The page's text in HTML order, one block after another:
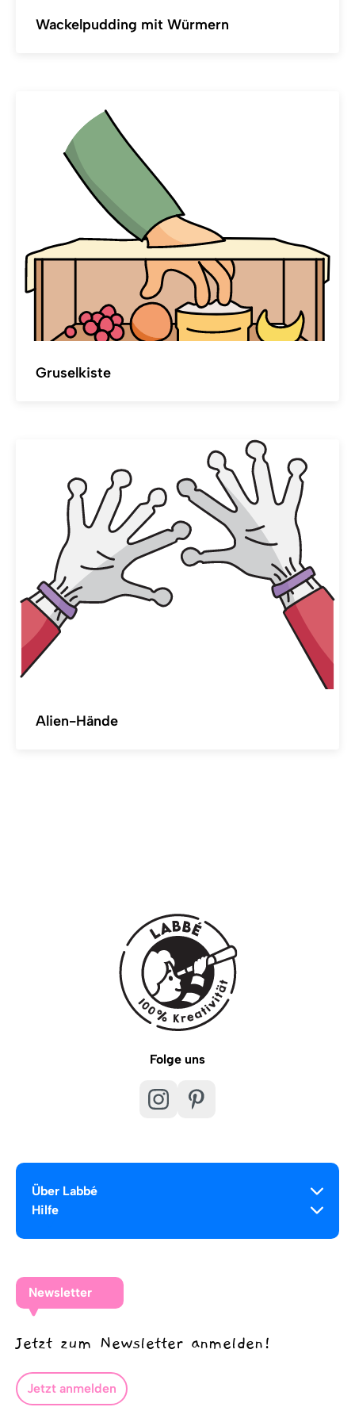
Wackelpudding mit Würmern
Gruselkiste
Alien-Hände
Folge uns
Über Labbé
Hilfe
Newsletter
Jetzt zum Newsletter anmelden!
Jetzt anmelden